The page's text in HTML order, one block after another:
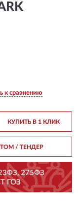
к сравнению
КУПИТЬ В 1 КЛИК
/ ТЕНДЕР
275ФЗ
ГОЗ